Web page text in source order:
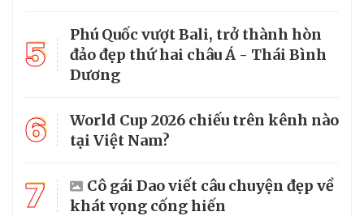
5
Phú Quốc vượt Bali, trở thành hòn
đảo đẹp thứ hai châu Á - Thái Bình
Dương
6
World Cup 2026 chiếu trên kênh nào
tại Việt Nam?
7
Cô gái Dao viết câu chuyện đẹp về
khát vọng cống hiến